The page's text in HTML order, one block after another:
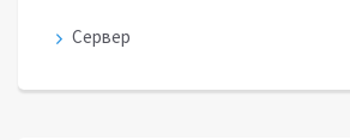
Сервер